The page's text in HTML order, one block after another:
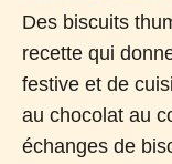
Des biscuits
recette qui
festive et de
au chocolat au
échanges de